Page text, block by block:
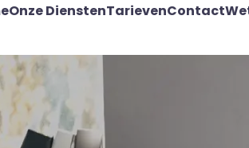
Onze DienstenTarievenContact